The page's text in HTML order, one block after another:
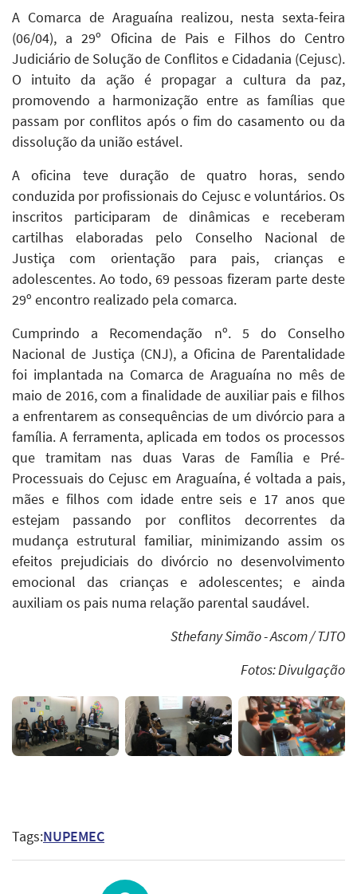
A Comarca de Araguaína realizou, nesta sexta-feira
(06/04), a 29º Oficina de Pais e Filhos do Centro
Judiciário de Solução de Conflitos e Cidadania (Cejusc).
O intuito da ação é propagar a cultura da paz,
promovendo a harmonização entre as famílias que
passam por conflitos após o fim do casamento ou da
dissolução da união estável.
A oficina teve duração de quatro horas, sendo
conduzida por profissionais do Cejusc e voluntários. Os
inscritos participaram de dinâmicas e receberam
cartilhas elaboradas pelo Conselho Nacional de
Justiça com orientação para pais, crianças e
adolescentes. Ao todo, 69 pessoas fizeram parte deste
29º encontro realizado pela comarca.
Cumprindo a Recomendação nº. 5 do Conselho
Nacional de Justiça (CNJ), a Oficina de Parentalidade
foi implantada na Comarca de Araguaína no mês de
maio de 2016, com a finalidade de auxiliar pais e filhos
a enfrentarem as consequências de um divórcio para a
família. A ferramenta, aplicada em todos os processos
que tramitam nas duas Varas de Família e Pré-
Processuais do Cejusc em Araguaína, é voltada a pais,
mães e filhos com idade entre seis e 17 anos que
estejam passando por conflitos decorrentes da
mudança estrutural familiar, minimizando assim os
efeitos prejudiciais do divórcio no desenvolvimento
emocional das crianças e adolescentes; e ainda
auxiliam os pais numa relação parental saudável.
Sthefany Simão - Ascom / TJTO
Fotos: Divulgação
Tags:NUPEMEC